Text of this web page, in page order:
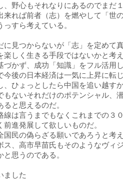
、野心もそれなりにあるのでまだ
来れば前者（志）を燃やして「世
すら考えている。
に見つからないが「志」を定めて
楽しく生きる手段ではないかと考
づかず、成功「知識」をフル活用
今後の日本経済は一気に上昇に転
、ひょっとしたら中国を追い越す
もないそれだけのポテンシャル、
と思えるのだ。
線は言うまでもなくこれまでの３
前進発展して欲しいものだ。
国民の偽らざる願いであろうと考
ス、高市早苗氏もそのようなヴィ
思うのである。
ました